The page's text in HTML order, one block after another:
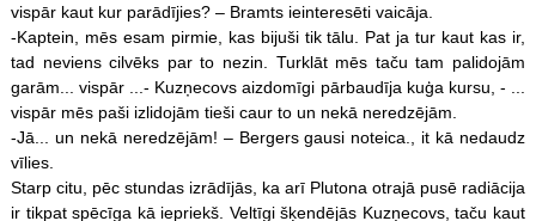
vispār kaut kur parādījies? – Bramts ieinteresēti vaicāja.
-Kaptein, mēs esam pirmie, kas bijuši tik tālu. Pat ja tur kaut kas ir,
tad neviens cilvēks par to nezin. Turklāt mēs taču tam palidojām
garām... vispār ...- Kuzņecovs aizdomīgi pārbaudīja kuģa kursu, - ...
vispār mēs paši izlidojām tieši caur to un nekā neredzējām.
-Jā... un nekā neredzējām! – Bergers gausi noteica., it kā nedaudz
vīlies.
Starp citu, pēc stundas izrādījās, ka arī Plutona otrajā pusē radiācija
ir tikpat spēcīga kā iepriekš. Veltīgi šķendējās Kuzņecovs, taču kaut